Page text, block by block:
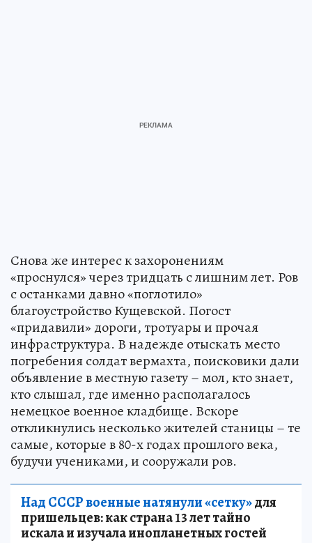
Снова же интерес к захоронениям
«проснулся» через тридцать с лишним лет. Ров
с останками давно «поглотило»
благоустройство Кущевской. Погост
«придавили» дороги, тротуары и прочая
инфраструктура. В надежде отыскать место
погребения солдат вермахта, поисковики дали
объявление в местную газету – мол, кто знает,
кто слышал, где именно располагалось
немецкое военное кладбище. Вскоре
откликнулись несколько жителей станицы – те
самые, которые в 80-х годах прошлого века,
будучи учениками, и сооружали ров.
Над СССР военные натянули «сетку»для
пришельцев: как страна 13 лет тайно
искала и изучала инопланетных гостей